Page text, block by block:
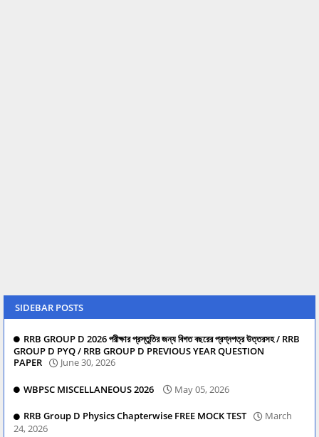
SIDEBAR POSTS
RRB GROUP D 2026 পরীক্ষার প্রস্তুতির জন্য বিগত বছরের প্রশ্নপত্র উত্তরসহ / RRB
GROUP D PYQ / RRB GROUP D PREVIOUS YEAR QUESTION
PAPER
June 30, 2026
WBPSC MISCELLANEOUS 2026 May 05, 2026
RRB Group D Physics Chapterwise FREE MOCK TEST
March
24, 2026